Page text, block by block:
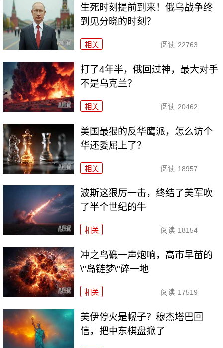
生死时刻提前到来！俄乌战争终
到见分晓的时刻？
相关 阅读 22763
打了4年半，俄回过神，最大对手
不是乌克兰？
相关 阅读 20462
美国最狠的反华鹰派，怎么访个
华还委屈上了？
相关 阅读 18957
波斯这狠厉一击，终结了美军吹
了半个世纪的牛
相关 阅读 18154
冲之鸟礁一声炮响，高市早苗的
\"岛链梦\"碎一地
相关 阅读 17519
美伊停火是幌子？穆杰塔巴回
信，把中东棋盘掀了